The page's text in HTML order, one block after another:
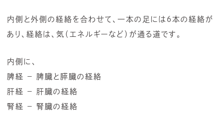
内側と外側の経絡を合わせて、一本の足には６本の経絡が
あり、経絡は、気（エネルギーなど）が通る道です。
内側に、
脾経 － 脾臓と膵臓の経絡
肝経 － 肝臓の経絡
腎経 － 腎臓の経絡